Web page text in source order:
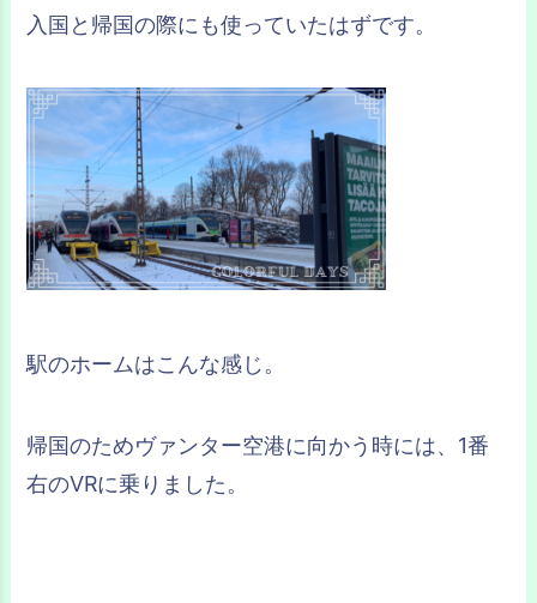
入国と帰国の際にも使っていたはずです。
駅のホームはこんな感じ。
帰国のためヴァンター空港に向かう時には、1番
右のVRに乗りました。